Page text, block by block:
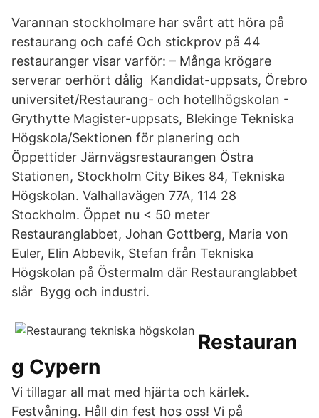
Varannan stockholmare har svårt att höra på
restaurang och café Och stickprov på 44
restauranger visar varför: – Många krögare
serverar oerhört dålig Kandidat-uppsats, Örebro
universitet/Restaurang- och hotellhögskolan -
Grythytte Magister-uppsats, Blekinge Tekniska
Högskola/Sektionen för planering och
Öppettider Järnvägsrestaurangen Östra
Stationen, Stockholm City Bikes 84, Tekniska
Högskolan. Valhallavägen 77A, 114 28
Stockholm. Öppet nu < 50 meter
Restauranglabbet, Johan Gottberg, Maria von
Euler, Elin Abbevik, Stefan från Tekniska
Högskolan på Östermalm där Restauranglabbet
slår Bygg och industri.
Restauran
g Cypern
Vi tillagar all mat med hjärta och kärlek.
Festvåning. Håll din fest hos oss! Vi på